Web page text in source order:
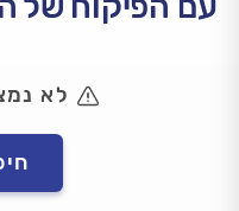
עירעיר: תל אביב, חיפה…
לא